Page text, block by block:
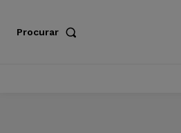
Procurar